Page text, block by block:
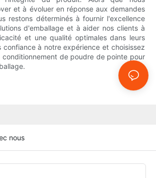
et à évoluer en réponse aux demandes
restons déterminés à fournir l'excellence
d'emballage et à aider nos clients à
et une qualité optimales dans leurs
confiance à notre expérience et choisissez
conditionnement de poudre de pointe pour
nous